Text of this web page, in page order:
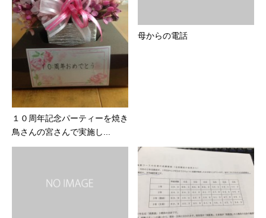
１０周年記念パーティーを焼き
鳥さんの宮さんで実施し...
母からの電話